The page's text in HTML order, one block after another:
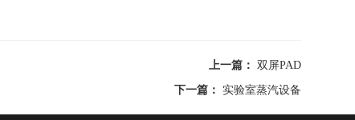
上一篇： 双屏PAD
下一篇： 实验室蒸汽设备